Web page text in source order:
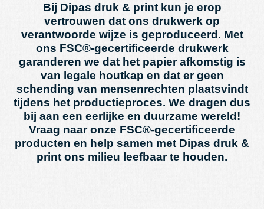
Bij Dipas druk & print kun je erop
vertrouwen dat ons drukwerk op
verantwoorde wijze is geproduceerd. Met
ons FSC®-gecertificeerde drukwerk
garanderen we dat het papier afkomstig is
van legale houtkap en dat er geen
schending van mensenrechten plaatsvindt
tijdens het productieproces. We dragen dus
bij aan een eerlijke en duurzame wereld!
Vraag naar onze FSC®-gecertificeerde
producten en help samen met Dipas druk &
print ons milieu leefbaar te houden.